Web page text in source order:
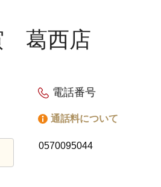
葛西店
電話番号
通話料について
0570095044